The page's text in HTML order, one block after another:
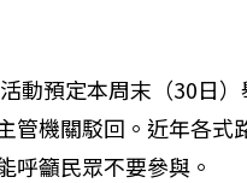
動預定本周末（30日
管機關駁回。近年各式
呼籲民眾不要參與。